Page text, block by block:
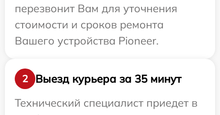
перезвонит Вам для уточнения
стоимости и сроков ремонта
Вашего устройства Pioneer.
2
Выезд курьера за 35 минут
Технический специалист приедет в